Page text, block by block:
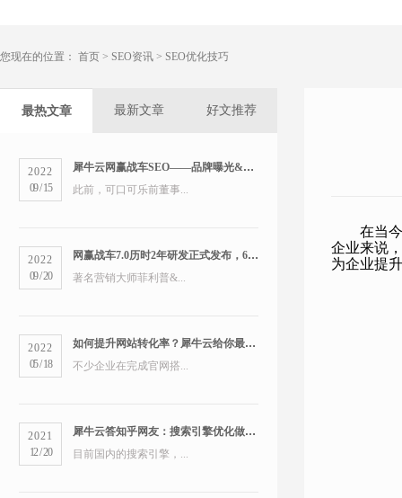
您现在的位置： 首页 > SEO资讯 > SEO优化技巧
最热文章 最新文章 好文推荐
2022
09/15
犀牛云网赢战车SEO——品牌曝光&精准营销双管齐下
此前，可口可乐前董事...
2022
09/20
网赢战车7.0历时2年研发正式发布，6大版本打造数字营销新物种
著名营销大师菲利普&...
2022
05/18
如何提升网站转化率？犀牛云给你最全的营销洞察
不少企业在完成官网搭...
2021
12/20
犀牛云答知乎网友：搜索引擎优化做得好的公司有哪些？
目前国内的搜索引擎，...
在当
企业来说
为企业提